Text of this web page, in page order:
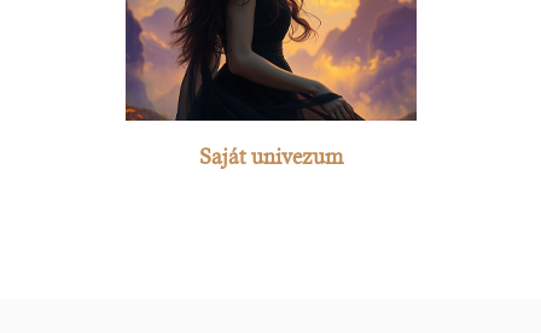
Saját univezum